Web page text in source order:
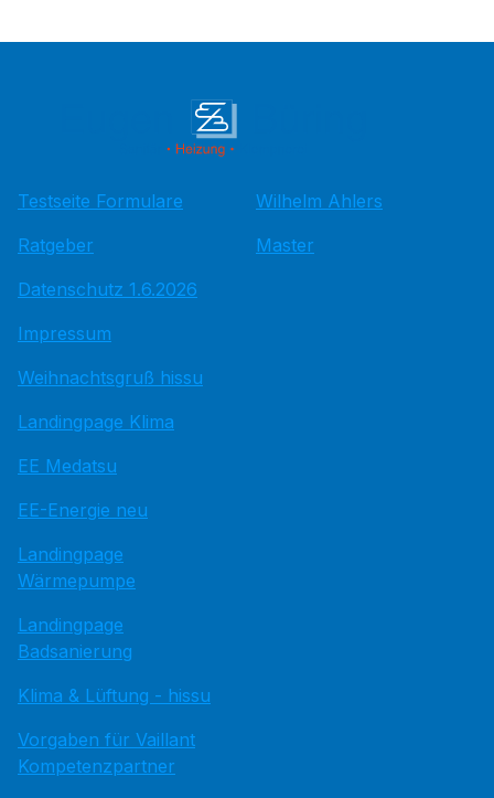
Testseite Formulare
Ratgeber
Datenschutz 1.6.2026
Impressum
Weihnachtsgruß hissu
Landingpage Klima
EE Medatsu
EE-Energie neu
Landingpage
Wärmepumpe
Landingpage
Badsanierung
Klima & Lüftung - hissu
Vorgaben für Vaillant
Kompetenzpartner
Wilhelm Ahlers
Master